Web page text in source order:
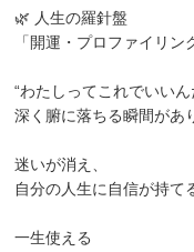
🌿 人生の羅針盤
「開運・プロファイリン
“わたしってこれでいいん
深く腑に落ちる瞬間があ
迷いが消え、
自分の人生に自信が持て
一生使える